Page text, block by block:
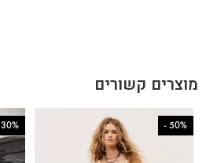
מוצרים קשורים
50%
-
30%